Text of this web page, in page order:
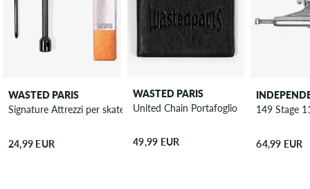
WASTED PARIS
Signature Attrezzi per skateboard
24,99 EUR
WASTED PARIS
United Chain Portafoglio
49,99 EUR
149 Stage
64,99 EUR